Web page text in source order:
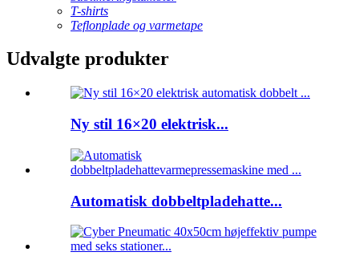
T-shirts
Teflonplade og varmetape
Udvalgte produkter
Ny stil 16×20 elektrisk...
Automatisk dobbeltpladehatte...